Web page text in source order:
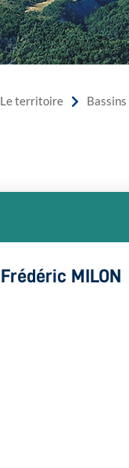
Le territoire
Frédéric MILON